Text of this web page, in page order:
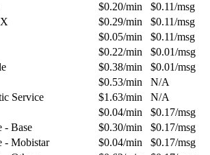
$0.20/min $0.11/msg
$0.29/min $0.11/msg
$0.05/min $0.11/msg
$0.22/min $0.01/msg
$0.38/min $0.01/msg
$0.53/min
N/A
Service
$1.63/min
N/A
$0.04/min $0.17/msg
- Base
$0.30/min $0.17/msg
- Mobistar
$0.04/min $0.17/msg